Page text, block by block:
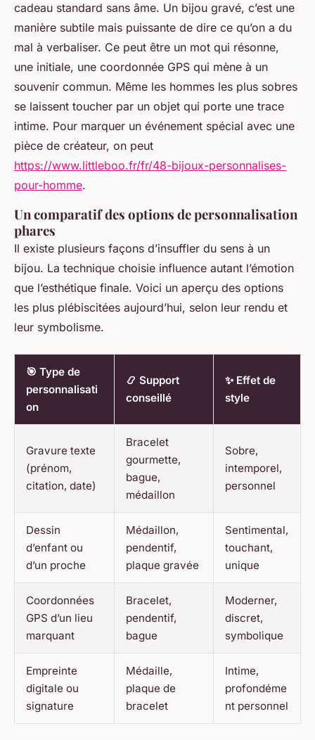
cadeau standard sans âme. Un bijou gravé, c’est une
manière subtile mais puissante de dire ce qu’on a du
mal à verbaliser. Ce peut être un mot qui résonne,
une initiale, une coordonnée GPS qui mène à un
souvenir commun. Même les hommes les plus sobres
se laissent toucher par un objet qui porte une trace
intime. Pour marquer un événement spécial avec une
pièce de créateur, on peut
https://www.littleboo.fr/fr/48-bijoux-personnalises-
pour-homme.
Un comparatif des options de personnalisation
phares
Il existe plusieurs façons d’insuffler du sens à un
bijou. La technique choisie influence autant l’émotion
que l’esthétique finale. Voici un aperçu des options
les plus plébiscitées aujourd’hui, selon leur rendu et
leur symbolisme.
🎯 Type de
personnalisati
on
📿 Support
conseillé
✨ Effet de
style
Gravure texte
(prénom,
citation, date)
Bracelet
gourmette,
bague,
médaillon
Sobre,
intemporel,
personnel
Dessin
d’enfant ou
d’un proche
Médaillon,
pendentif,
plaque gravée
Sentimental,
touchant,
unique
Coordonnées
GPS d’un lieu
marquant
Bracelet,
pendentif,
bague
Moderner,
discret,
symbolique
Empreinte
digitale ou
signature
Médaille,
plaque de
bracelet
Intime,
profondéme
nt personnel